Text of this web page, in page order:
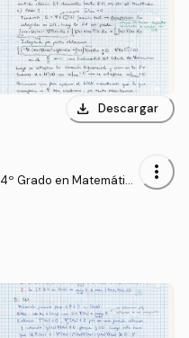
download Descargar
4º Grado en Matemátic
more_vert